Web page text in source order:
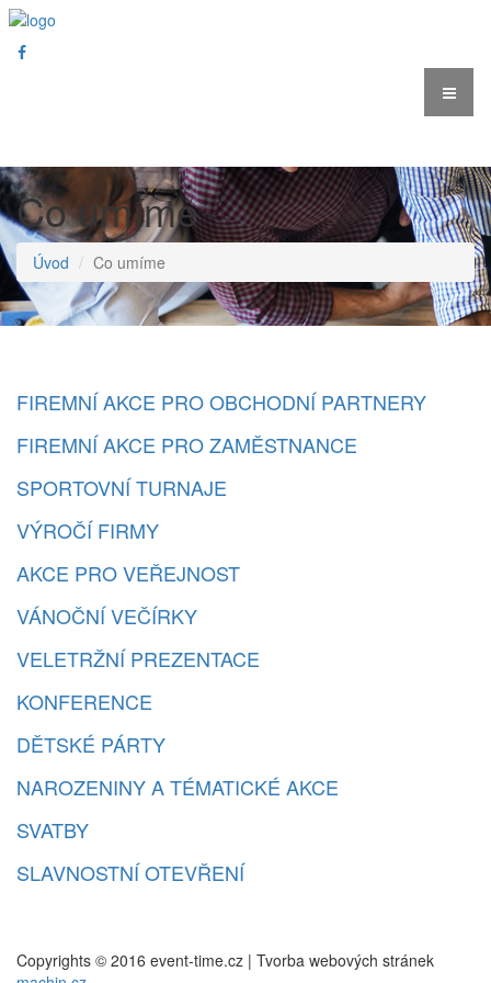
Co umíme
Úvod Co umíme
FIREMNÍ AKCE PRO OBCHODNÍ PARTNERY
FIREMNÍ AKCE PRO ZAMĚSTNANCE
SPORTOVNÍ TURNAJE
VÝROČÍ FIRMY
AKCE PRO VEŘEJNOST
VÁNOČNÍ VEČÍRKY
VELETRŽNÍ PREZENTACE
KONFERENCE
DĚTSKÉ PÁRTY
NAROZENINY A TÉMATICKÉ AKCE
SVATBY
SLAVNOSTNÍ OTEVŘENÍ
Copyrights © 2016 event-time.cz | Tvorba webových stránek